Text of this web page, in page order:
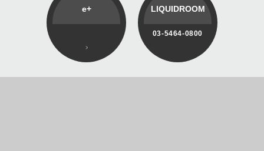
e+ LIQUIDROOM
03-5464-0800